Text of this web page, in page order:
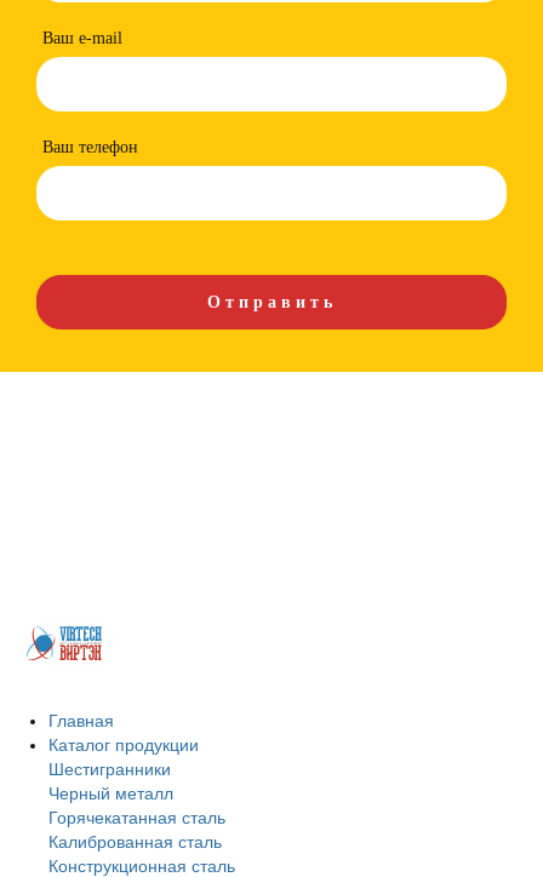
Ваш e-mail
Ваш телефон
Главная
Каталог продукции
Шестигранники
Черный металл
Горячекатанная сталь
Калиброванная сталь
Конструкционная сталь